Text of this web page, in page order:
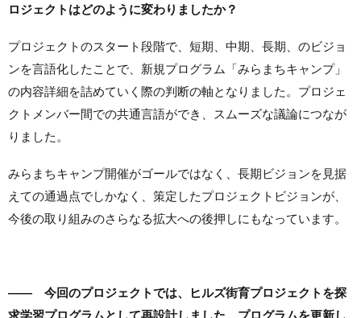
ロジェクトはどのように変わりましたか？
プロジェクトのスタート段階で、短期、中期、長期、のビジョ
ンを言語化したことで、新規プログラム「みらまちキャンプ」
の内容詳細を詰めていく際の判断の軸となりました。プロジェ
クトメンバー間での共通言語ができ、スムーズな議論につなが
りました。
みらまちキャンプ開催がゴールではなく、長期ビジョンを見据
えての通過点でしかなく、策定したプロジェクトビジョンが、
今後の取り組みのさらなる拡大への後押しにもなっています。
—— 今回のプロジェクトでは、ヒルズ街育プロジェクトを探